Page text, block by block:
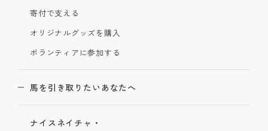
寄付で支える
オリジナルグッズを購入
ボランティアに参加する
馬を引き取りたいあなたへ
ナイスネイチャ・